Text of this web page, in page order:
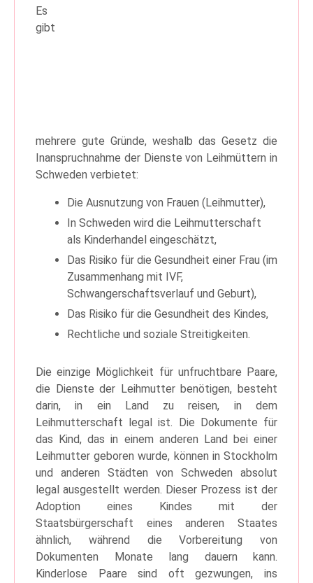
Es
gibt
mehrere gute Gründe, weshalb das Gesetz die
Inanspruchnahme der Dienste von Leihmüttern in
Schweden verbietet:
Die Ausnutzung von Frauen (Leihmutter),
In Schweden wird die Leihmutterschaft
als Kinderhandel eingeschätzt,
Das Risiko für die Gesundheit einer Frau (im
Zusammenhang mit IVF,
Schwangerschaftsverlauf und Geburt),
Das Risiko für die Gesundheit des Kindes,
Rechtliche und soziale Streitigkeiten.
Die einzige Möglichkeit für unfruchtbare Paare,
die Dienste der Leihmutter benötigen, besteht
darin, in ein Land zu reisen, in dem
Leihmutterschaft legal ist. Die Dokumente für
das Kind, das in einem anderen Land bei einer
Leihmutter geboren wurde, können in Stockholm
und anderen Städten von Schweden absolut
legal ausgestellt werden. Dieser Prozess ist der
Adoption eines Kindes mit der
Staatsbürgerschaft eines anderen Staates
ähnlich, während die Vorbereitung von
Dokumenten Monate lang dauern kann.
Kinderlose Paare sind oft gezwungen, ins